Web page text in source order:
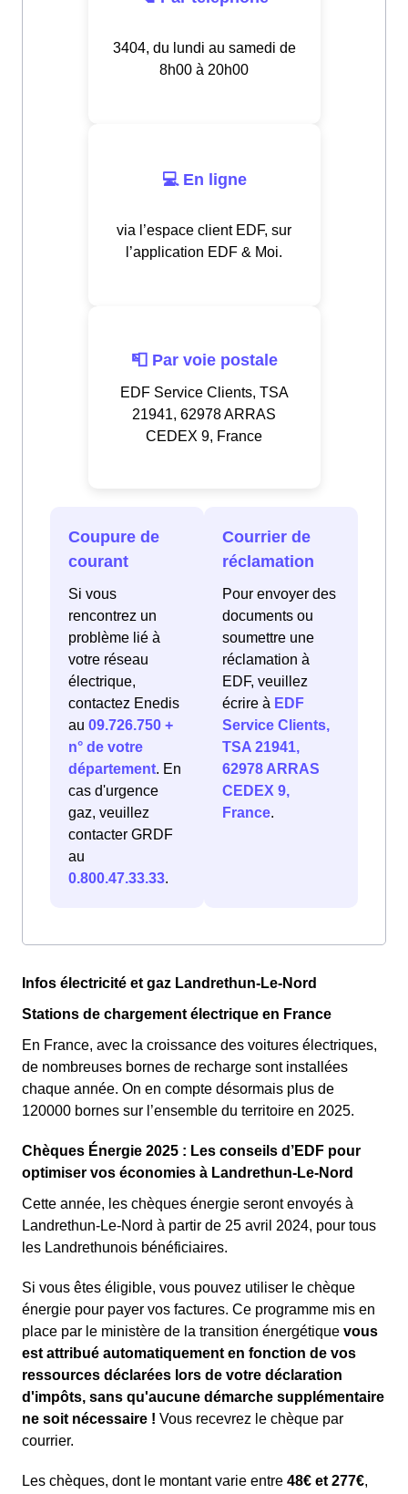
3404, du lundi au samedi de
8h00 à 20h00
💻 En ligne
via l’espace client EDF, sur
l’application EDF & Moi.
📮 Par voie postale
EDF Service Clients, TSA
21941, 62978 ARRAS
CEDEX 9, France
Coupure de
courant
Si vous
rencontrez un
problème lié à
votre réseau
électrique,
contactez Enedis
au 09.726.750 +
n° de votre
département. En
cas d'urgence
gaz, veuillez
contacter GRDF
au
0.800.47.33.33.
Courrier de
réclamation
Pour envoyer des
documents ou
soumettre une
réclamation à
EDF, veuillez
écrire à EDF
Service Clients,
TSA 21941,
62978 ARRAS
CEDEX 9,
France.
Infos électricité et gaz Landrethun-Le-Nord
Stations de chargement électrique en France
En France, avec la croissance des voitures électriques,
de nombreuses bornes de recharge sont installées
chaque année. On en compte désormais plus de
120000 bornes sur l’ensemble du territoire en 2025.
Chèques Énergie 2025 : Les conseils d’EDF pour
optimiser vos économies à Landrethun-Le-Nord
Cette année, les chèques énergie seront envoyés à
Landrethun-Le-Nord à partir de 25 avril 2024, pour tous
les Landrethunois bénéficiaires.
Si vous êtes éligible, vous pouvez utiliser le chèque
énergie pour payer vos factures. Ce programme mis en
place par le ministère de la transition énergétique vous
est attribué automatiquement en fonction de vos
ressources déclarées lors de votre déclaration
d'impôts, sans qu'aucune démarche supplémentaire
ne soit nécessaire ! Vous recevrez le chèque par
courrier.
Les chèques, dont le montant varie entre 48€ et 277€,